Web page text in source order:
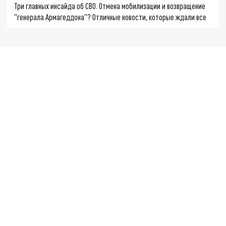
Три главных инсайда об СВО. Отмена мобилизации и возвращение
"генерала Армагеддона"? Отличные новости, которые ждали все